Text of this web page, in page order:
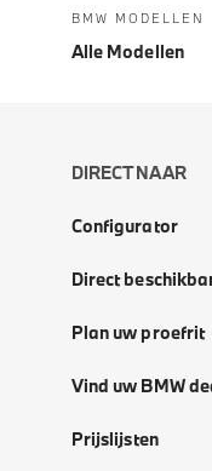
BMW MODELLEN
Alle Modellen
DIRECT NAAR
Configurator
Direct
Plan uw proefrit
Vind uw BMW
Prijslijsten